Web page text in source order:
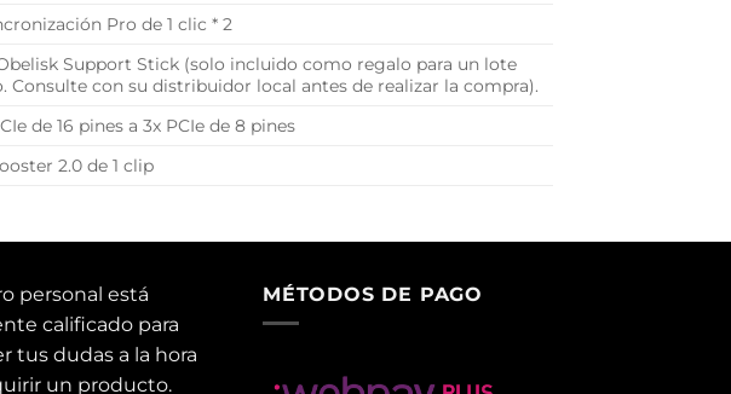
Pro de 1 clic * 2
Support Stick (solo incluido como regalo para un lote
Consulte con su distribuidor local antes de realizar la compra).
de 16 pines a 3x PCIe de 8 pines
2.0 de 1 clip
personal está
calificado para
tus dudas a la hora
un producto.
MÉTODOS DE PAGO